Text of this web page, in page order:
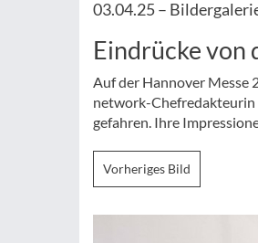
03.04.25 –
Eindrücke von
Auf der Hannover Messe
network-Chefredakteurin
gefahren. Ihre
Vorheriges Bild